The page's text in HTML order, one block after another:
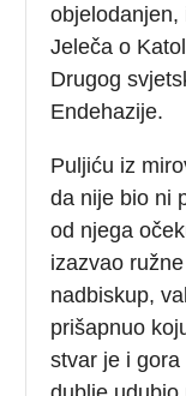
objelodanjen,
Jeleča o
Drugog
Endehazije.
Puljiću iz
da nije bio ni
od njega
izazvao
nadbiskup,
prišapnuo
stvar je i